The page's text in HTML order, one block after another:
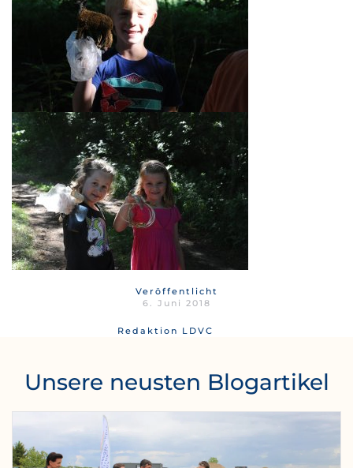
Veröffentlicht
6. Juni 2018
Redaktion LDVC
Unsere neusten Blogartikel